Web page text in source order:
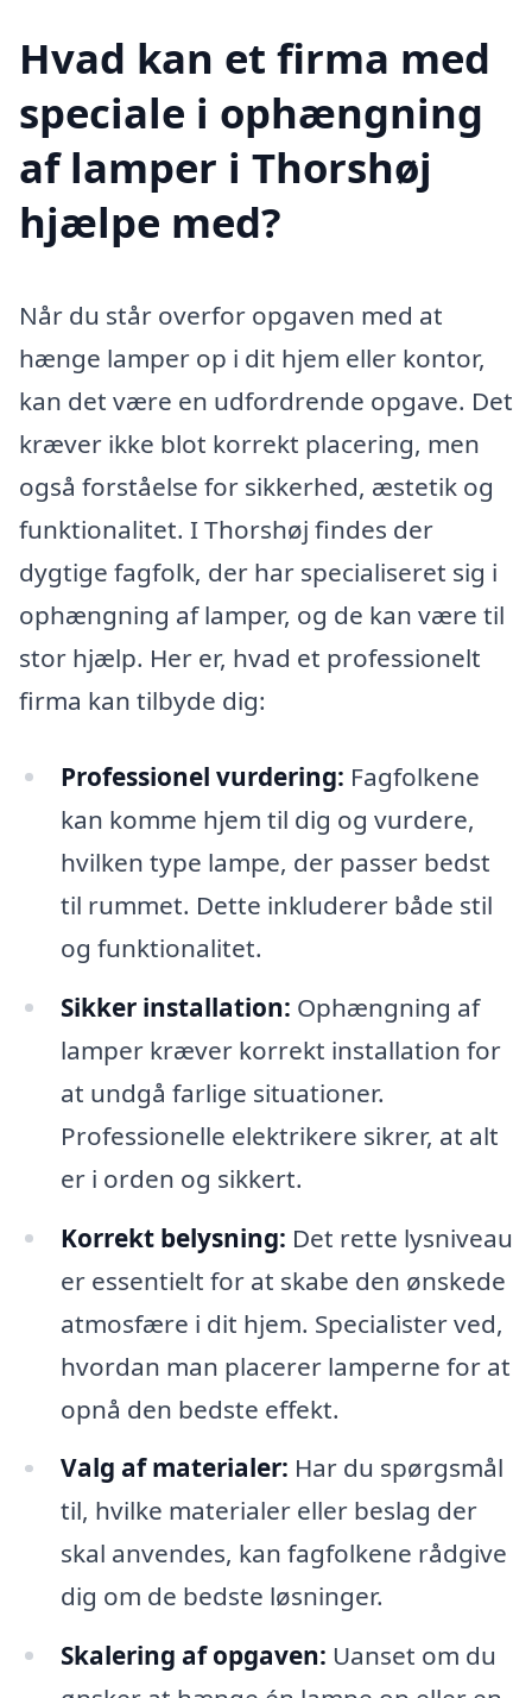
Hvad kan et firma med
speciale i ophængning
af lamper i Thorshøj
hjælpe med?
Når du står overfor opgaven med at
hænge lamper op i dit hjem eller kontor,
kan det være en udfordrende opgave. Det
kræver ikke blot korrekt placering, men
også forståelse for sikkerhed, æstetik og
funktionalitet. I Thorshøj findes der
dygtige fagfolk, der har specialiseret sig i
ophængning af lamper, og de kan være til
stor hjælp. Her er, hvad et professionelt
firma kan tilbyde dig:
Professionel vurdering: Fagfolkene
kan komme hjem til dig og vurdere,
hvilken type lampe, der passer bedst
til rummet. Dette inkluderer både stil
og funktionalitet.
Sikker installation: Ophængning af
lamper kræver korrekt installation for
at undgå farlige situationer.
Professionelle elektrikere sikrer, at alt
er i orden og sikkert.
Korrekt belysning: Det rette lysniveau
er essentielt for at skabe den ønskede
atmosfære i dit hjem. Specialister ved,
hvordan man placerer lamperne for at
opnå den bedste effekt.
Valg af materialer: Har du spørgsmål
til, hvilke materialer eller beslag der
skal anvendes, kan fagfolkene rådgive
dig om de bedste løsninger.
Skalering af opgaven: Uanset om du